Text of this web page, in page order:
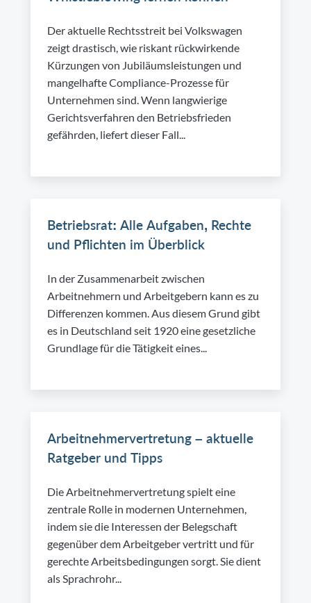
Der aktuelle Rechtsstreit bei Volkswagen
zeigt drastisch, wie riskant rückwirkende
Kürzungen von Jubiläumsleistungen und
mangelhafte Compliance-Prozesse für
Unternehmen sind. Wenn langwierige
Gerichtsverfahren den Betriebsfrieden
gefährden, liefert dieser Fall...
Betriebsrat: Alle Aufgaben, Rechte
und Pflichten im Überblick
In der Zusammenarbeit zwischen
Arbeitnehmern und Arbeitgebern kann es zu
Differenzen kommen. Aus diesem Grund gibt
es in Deutschland seit 1920 eine gesetzliche
Grundlage für die Tätigkeit eines...
Arbeitnehmervertretung – aktuelle
Ratgeber und Tipps
Die Arbeitnehmervertretung spielt eine
zentrale Rolle in modernen Unternehmen,
indem sie die Interessen der Belegschaft
gegenüber dem Arbeitgeber vertritt und für
gerechte Arbeitsbedingungen sorgt. Sie dient
als Sprachrohr...